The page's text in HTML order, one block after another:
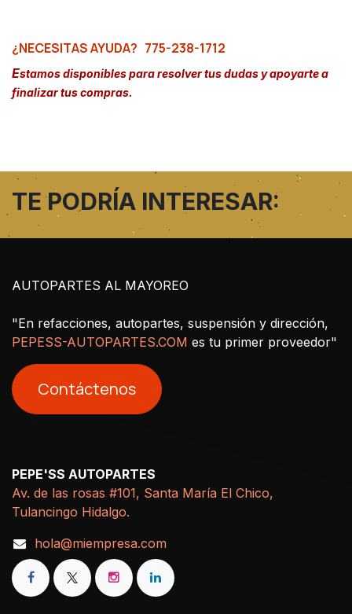
¿NECESITAS AYUDA? 775-238-1712
Estamos disponibles para resolver tus dudas y apoyarte a
finalizar tus compras.
TE PODRÍA INTERESAR:
AUTOPARTES AL MAYOREO
"En refacciones, autopartes, suspensión y dirección,
PEPESS-AUTOPARTES.COM es tu primer proveedor"
Contáctenos
PEPE'SS AUTOPARTES
Av. de las rosas #101, Santa María El Chico,
Tulancingo Hidalgo.
hola@miempresa.com